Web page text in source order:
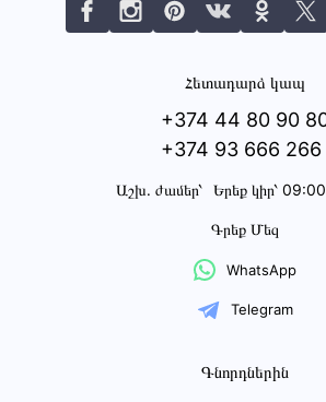
Հետադարձ կապ
+374 44 80 90
+374 93 666 266
Աշխ․ ժամեր՝ Երեք կիր՝
Գրեք Մեզ
WhatsApp
Telegram
Գնորդներին